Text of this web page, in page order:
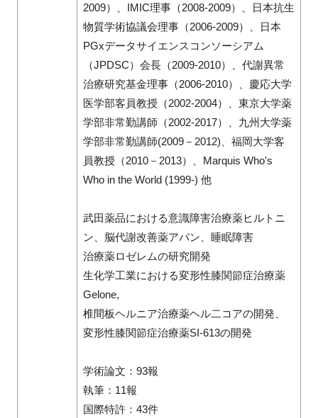
2009）、IMIC理事（2008-2009）、日本抗生
物質学術協議会理事（2006-2009）、日本
PGxデータサイエンスコンソーシアム
（JPDSC）会長（2009-2010）、代謝異常
治療研究基金理事（2006-2010）、慶応大学
医学部客員教授（2002-2004）、東京大学薬
学部非常勤講師（2002-2017）、九州大学薬
学部非常勤講師(2009－2012)、福岡大学客
員教授（2010－2013）、Marquis Who's
Who in the World (1999-) 他
武田薬品における意識障害治療薬ヒルトニ
ン、脳代謝改善薬アバン、睡眠障害
治療薬ロゼレムの研究開発
生化学工業における変形性膝関節症治療薬
Gelone,
椎間板ヘルニア治療薬ヘル二コアの開発、
変形性膝関節症治療薬SI-613の開発
学術論文：93報
執筆：11報
国際特許：43件